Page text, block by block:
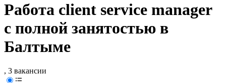
Работа client service manager
с полной занятостью в
Балтыме
, 3 вакансии